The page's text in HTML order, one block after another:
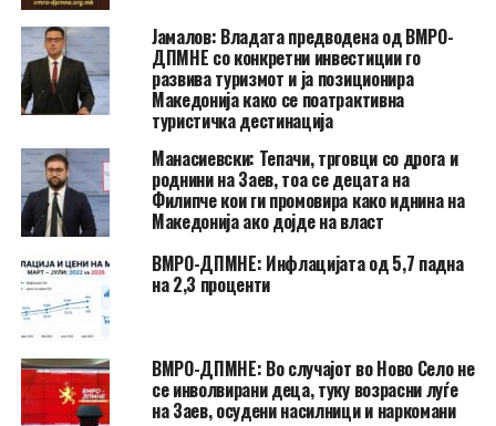
Јамалов: Владата предводена од ВМРО-
ДПМНЕ со конкретни инвестиции го
развива туризмот и ја позиционира
Македонија како се поатрактивна
туристичка дестинација
Манасиевски: Тепачи, трговци со дрога и
роднини на Заев, тоа се децата на
Филипче кои ги промoвира како иднина на
Македонија ако дојде на власт
ВМРО-ДПМНЕ: Инфлацијата од 5,7 падна
на 2,3 проценти
ВМРО-ДПМНЕ: Во случајот во Ново Село не
се инволвирани деца, туку возрасни луѓе
на Заев, осудени насилници и наркомани